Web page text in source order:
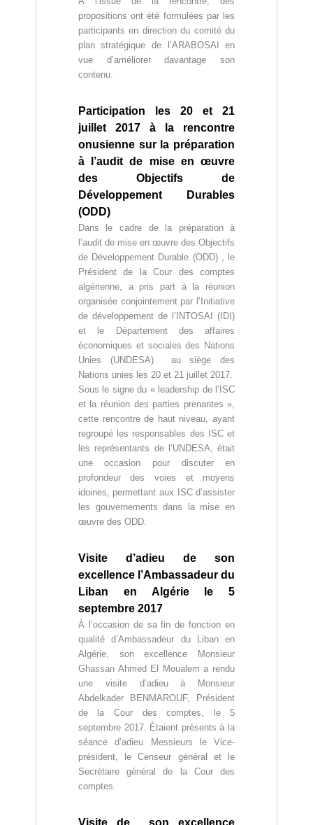
propositions ont été formulées par les
participants en direction du comité du
plan stratégique de l’ARABOSAI en
vue d’améliorer davantage son
contenu.
Participation les 20 et 21
juillet 2017 à la rencontre
onusienne sur la préparation
à l’audit de mise en œuvre
des Objectifs de
Développement Durables
(ODD)
Dans le cadre de la préparation à
l’audit de mise en œuvre des Objectifs
de Développement Durable (ODD) , le
Président de la Cour des comptes
algérienne, a pris part à la réunion
organisée conjointement par l’Initiative
de développement de l’INTOSAI (IDI)
et le Département des affaires
économiques et sociales des Nations
Unies (UNDESA) au siège des
Nations unies les 20 et 21 juillet 2017.
Sous le signe du « leadership de l’ISC
et la réunion des parties prenantes »,
cette rencontre de haut niveau, ayant
regroupé les responsables des ISC et
les représentants de l’UNDESA, était
une occasion pour discuter en
profondeur des voies et moyens
idoines, permettant aux ISC d’assister
les gouvernements dans la mise en
œuvre des ODD.
Visite d’adieu de son
excellence l’Ambassadeur du
Liban en Algérie le 5
septembre 2017
À l’occasion de sa fin de fonction en
qualité d’Ambassadeur du Liban en
Algérie, son excellence Monsieur
Ghassan Ahmed El Moualem a rendu
une visite d’adieu à Monsieur
Abdelkader BENMAROUF, Président
de la Cour des comptes, le 5
septembre 2017. Étaient présents à la
séance d’adieu Messieurs le Vice-
président, le Censeur général et le
Secrétaire général de la Cour des
comptes.
Visite de son excellence